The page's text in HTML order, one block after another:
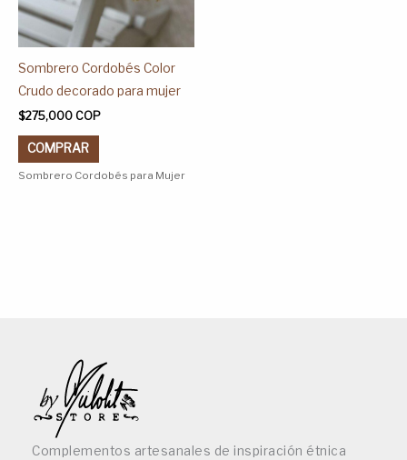
Sombrero Cordobés Color
Crudo decorado para mujer
$275,000 COP
COMPRAR
pueden
elegir
Sombrero Cordobés para Mujer
Complementos artesanales de inspiración étnica